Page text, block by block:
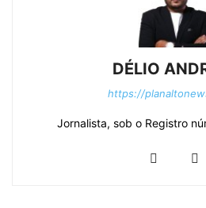
DÉLIO
https://
Jornalista, sob o Registro